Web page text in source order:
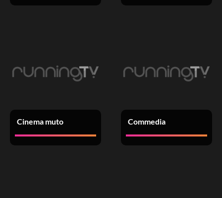
Cinema muto Commedia